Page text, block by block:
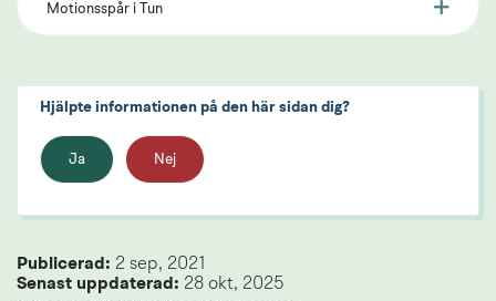
Motionsspår i Tun
Hjälpte informationen på den här sidan dig?
Ja Nej
Publicerad: 2 sep, 2021
Senast uppdaterad: 28 okt, 2025